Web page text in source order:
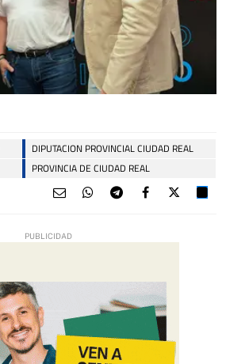
DIPUTACION PROVINCIAL CIUDAD REAL
PROVINCIA DE CIUDAD REAL